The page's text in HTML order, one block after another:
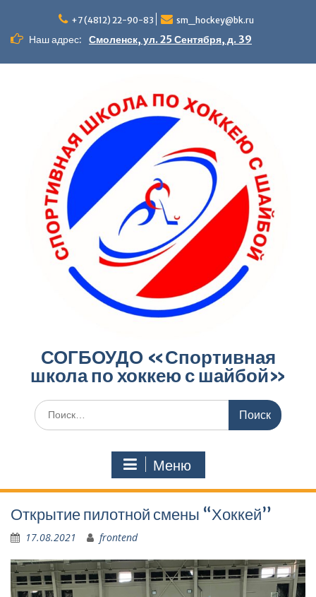
содержимому
+7 (4812) 22-90-83 sm_hockey@bk.ru
Наш адрес: Смоленск, ул. 25 Сентября, д. 39
СОГБОУДО «‎Спортивная
школа по хоккею с шайбой»‎
Поиск
по:
Меню
Открытие пилотной смены “Хоккей”
17.08.2021 frontend